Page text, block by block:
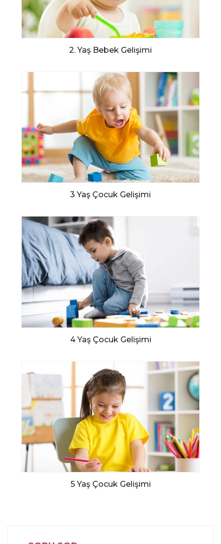
2. Yaş Bebek Gelişimi
3 Yaş Çocuk Gelişimi
4 Yaş Çocuk Gelişimi
5 Yaş Çocuk Gelişimi